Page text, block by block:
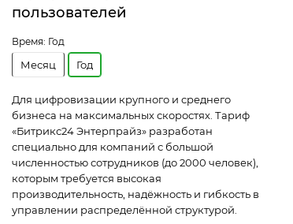
пользователей
Время: Год
Месяц Год
Для цифровизации крупного и среднего
бизнеса на максимальных скоростях. Тариф
«Битрикс24 Энтерпрайз» разработан
специально для компаний с большой
численностью сотрудников (до 2000 человек),
которым требуется высокая
производительность, надёжность и гибкость в
управлении распределённой структурой.